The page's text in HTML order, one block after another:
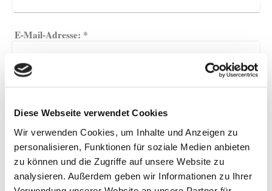
Diese Webseite verwendet Cookies
Wir verwenden Cookies, um Inhalte und Anzeigen zu
personalisieren, Funktionen für soziale Medien anbieten
zu können und die Zugriffe auf unsere Website zu
analysieren. Außerdem geben wir Informationen zu Ihrer
E-Mail-Adresse: *
Telefon:
Straße und Nr.:*
Ort:*